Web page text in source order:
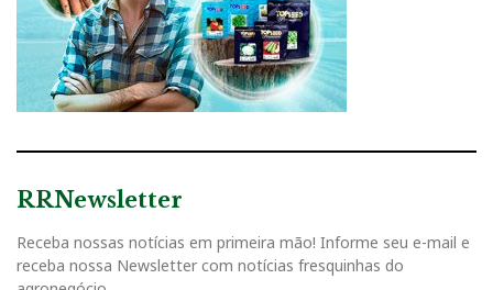
RRNewsletter
Receba nossas notícias em primeira mão! Informe seu e-mail e
receba nossa Newsletter com notícias fresquinhas do